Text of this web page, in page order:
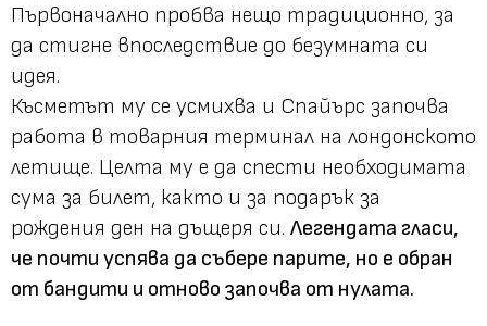
Първоначално пробва нещо традиционно, за
да стигне впоследствие до безумната си
идея.
Късметът му се усмихва и Спайърс започва
работа в товарния терминал на лондонското
летище. Целта му е да спести необходимата
сума за билет, както и за подарък за
рождения ден на дъщеря си. Легендата гласи,
че почти успява да събере парите, но е обран
от бандити и отново започва от нулата.